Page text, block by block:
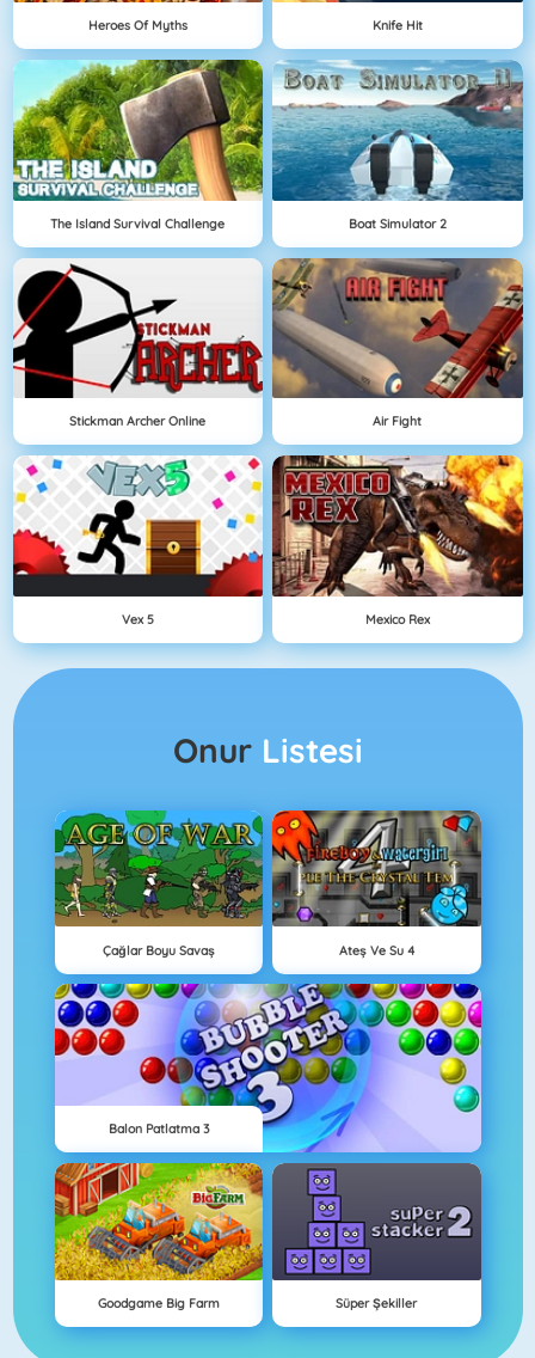
Heroes Of Myths Knife Hit
The Island Survival Challenge Boat Simulator 2
Stickman Archer Online Air Fight
Vex 5 Mexico Rex
Onur Listesi
Çağlar Boyu Savaş Ateş Ve Su 4
Balon Patlatma 3
Goodgame Big Farm Süper Şekiller